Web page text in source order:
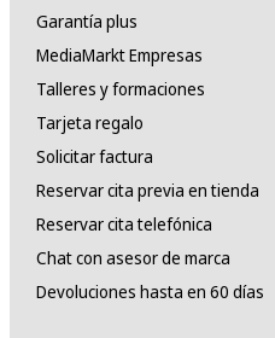
Garantía plus
MediaMarkt Empresas
Talleres y formaciones
Tarjeta regalo
Solicitar factura
Reservar cita previa en tienda
Reservar cita telefónica
Chat con asesor de marca
Devoluciones hasta en 60 días